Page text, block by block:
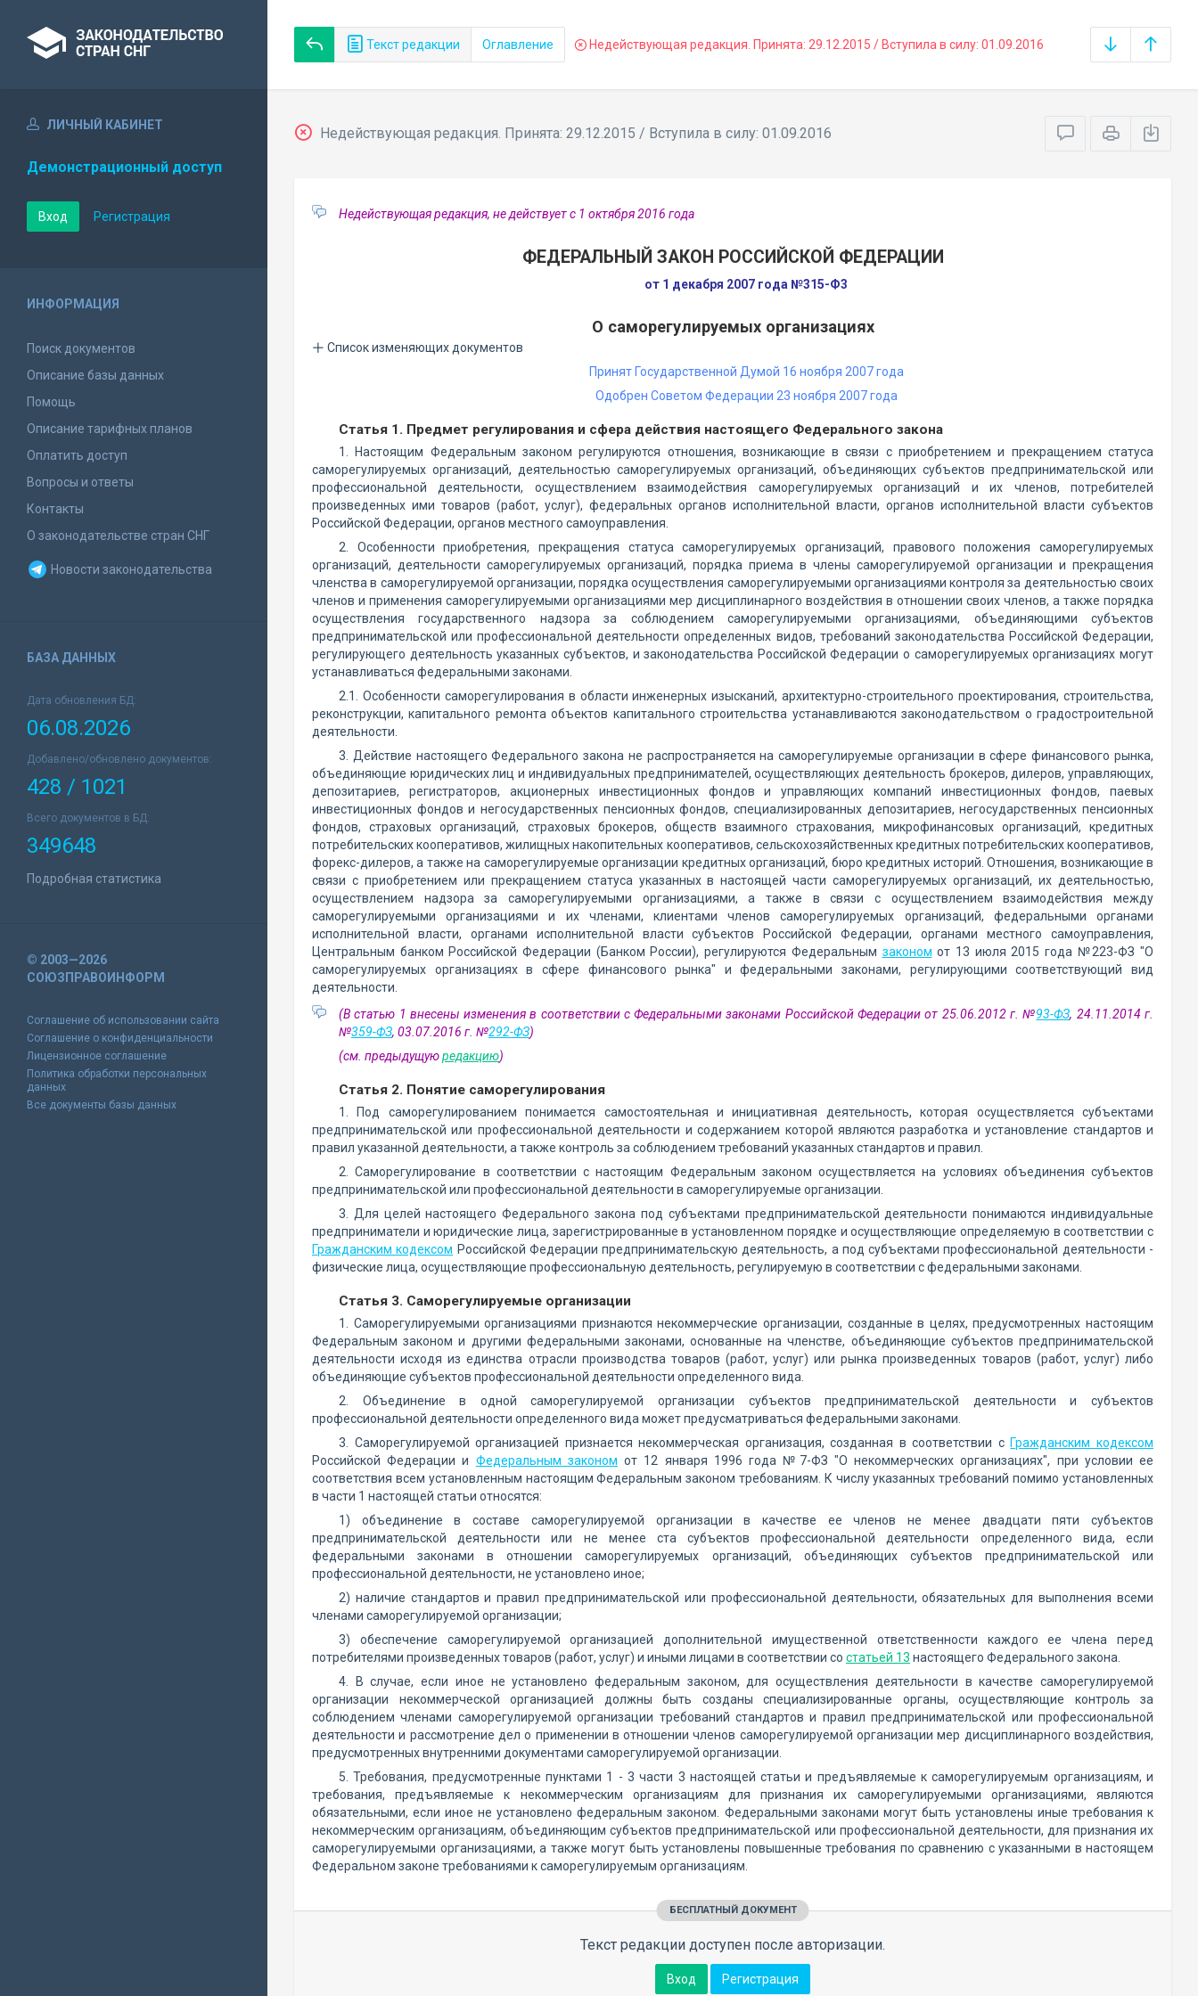
Текст редакции Оглавление Недействующая редакция. Принята: 29.12.2015 / Вступила в силу: 01.09.2016
ЛИЧНЫЙ КАБИНЕТ
Демонстрационный доступ
Вход Регистрация
ИНФОРМАЦИЯ
Поиск документов
Описание базы данных
Помощь
Описание тарифных планов
Оплатить доступ
Вопросы и ответы
Контакты
О законодательстве стран СНГ
Новости законодательства
БАЗА ДАННЫХ
Дата обновления БД:
06.08.2026
Добавлено/обновлено документов:
428 / 1021
Всего документов в БД:
349648
Подробная статистика
© 2003—2026
СОЮЗПРАВОИНФОРМ
Соглашение об использовании сайта
Соглашение о конфиденциальности
Лицензионное соглашение
Политика обработки персональных
данных
Все документы базы данных
Недействующая редакция. Принята: 29.12.2015 / Вступила в силу: 01.09.2016
Недействующая редакция, не действует с 1 октября 2016 года
ФЕДЕРАЛЬНЫЙ ЗАКОН РОССИЙСКОЙ ФЕДЕРАЦИИ
от 1 декабря 2007 года №315-Ф3
О саморегулируемых организациях
Список изменяющих документов
Принят Государственной Думой 16 ноября 2007 года
Одобрен Советом Федерации 23 ноября 2007 года
Статья 1. Предмет регулирования и сфера действия настоящего Федерального закона
1. Настоящим Федеральным законом регулируются отношения, возникающие в связи с приобретением и прекращением статуса
саморегулируемых организаций, деятельностью саморегулируемых организаций, объединяющих субъектов предпринимательской или
профессиональной деятельности, осуществлением взаимодействия саморегулируемых организаций и их членов, потребителей
произведенных ими товаров (работ, услуг), федеральных органов исполнительной власти, органов исполнительной власти субъектов
Российской Федерации, органов местного самоуправления.
2. Особенности приобретения, прекращения статуса саморегулируемых организаций, правового положения саморегулируемых
организаций, деятельности саморегулируемых организаций, порядка приема в члены саморегулируемой организации и прекращения
членства в саморегулируемой организации, порядка осуществления саморегулируемыми организациями контроля за деятельностью своих
членов и применения саморегулируемыми организациями мер дисциплинарного воздействия в отношении своих членов, а также порядка
осуществления государственного надзора за соблюдением саморегулируемыми организациями, объединяющими субъектов
предпринимательской или профессиональной деятельности определенных видов, требований законодательства Российской Федерации,
регулирующего деятельность указанных субъектов, и законодательства Российской Федерации о саморегулируемых организациях могут
устанавливаться федеральными законами.
2.1. Особенности саморегулирования в области инженерных изысканий, архитектурно-строительного проектирования, строительства,
реконструкции, капитального ремонта объектов капитального строительства устанавливаются законодательством о градостроительной
деятельности.
3. Действие настоящего Федерального закона не распространяется на саморегулируемые организации в сфере финансового рынка,
объединяющие юридических лиц и индивидуальных предпринимателей, осуществляющих деятельность брокеров, дилеров, управляющих,
депозитариев, регистраторов, акционерных инвестиционных фондов и управляющих компаний инвестиционных фондов, паевых
инвестиционных фондов и негосударственных пенсионных фондов, специализированных депозитариев, негосударственных пенсионных
фондов, страховых организаций, страховых брокеров, обществ взаимного страхования, микрофинансовых организаций, кредитных
потребительских кооперативов, жилищных накопительных кооперативов, сельскохозяйственных кредитных потребительских кооперативов,
форекс-дилеров, а также на саморегулируемые организации кредитных организаций, бюро кредитных историй. Отношения, возникающие в
связи с приобретением или прекращением статуса указанных в настоящей части саморегулируемых организаций, их деятельностью,
осуществлением надзора за саморегулируемыми организациями, а также в связи с осуществлением взаимодействия между
саморегулируемыми организациями и их членами, клиентами членов саморегулируемых организаций, федеральными органами
исполнительной власти, органами исполнительной власти субъектов Российской Федерации, органами местного самоуправления,
Центральным банком Российской Федерации (Банком России), регулируются Федеральным законом от 13 июля 2015 года №223-ФЗ "О
саморегулируемых организациях в сфере финансового рынка" и федеральными законами, регулирующими соответствующий вид
деятельности.
(В статью 1 внесены изменения в соответствии с Федеральными законами Российской Федерации от 25.06.2012 г. №93-ФЗ, 24.11.2014 г.
№359-ФЗ, 03.07.2016 г. №292-ФЗ)
(см. предыдущуюредакцию)
Статья 2. Понятие саморегулирования
1. Под саморегулированием понимается самостоятельная и инициативная деятельность, которая осуществляется субъектами
предпринимательской или профессиональной деятельности и содержанием которой являются разработка и установление стандартов и
правил указанной деятельности, а также контроль за соблюдением требований указанных стандартов и правил.
2. Саморегулирование в соответствии с настоящим Федеральным законом осуществляется на условиях объединения субъектов
предпринимательской или профессиональной деятельности в саморегулируемые организации.
3. Для целей настоящего Федерального закона под субъектами предпринимательской деятельности понимаются индивидуальные
предприниматели и юридические лица, зарегистрированные в установленном порядке и осуществляющие определяемую в соответствии с
Гражданским кодексом Российской Федерации предпринимательскую деятельность, а под субъектами профессиональной деятельности -
физические лица, осуществляющие профессиональную деятельность, регулируемую в соответствии с федеральными законами.
Статья 3. Саморегулируемые организации
1. Саморегулируемыми организациями признаются некоммерческие организации, созданные в целях, предусмотренных настоящим
Федеральным законом и другими федеральными законами, основанные на членстве, объединяющие субъектов предпринимательской
деятельности исходя из единства отрасли производства товаров (работ, услуг) или рынка произведенных товаров (работ, услуг) либо
объединяющие субъектов профессиональной деятельности определенного вида.
2. Объединение в одной саморегулируемой организации субъектов предпринимательской деятельности и субъектов
профессиональной деятельности определенного вида может предусматриваться федеральными законами.
3. Саморегулируемой организацией признается некоммерческая организация, созданная в соответствии с Гражданским кодексом
Российской Федерации и Федеральным законом от 12 января 1996 года №7-ФЗ "О некоммерческих организациях", при условии ее
соответствия всем установленным настоящим Федеральным законом требованиям. К числу указанных требований помимо установленных
в части 1 настоящей статьи относятся:
1) объединение в составе саморегулируемой организации в качестве ее членов не менее двадцати пяти субъектов
предпринимательской деятельности или не менее ста субъектов профессиональной деятельности определенного вида, если
федеральными законами в отношении саморегулируемых организаций, объединяющих субъектов предпринимательской или
профессиональной деятельности, не установлено иное;
2) наличие стандартов и правил предпринимательской или профессиональной деятельности, обязательных для выполнения всеми
членами саморегулируемой организации;
3) обеспечение саморегулируемой организацией дополнительной имущественной ответственности каждого ее члена перед
потребителями произведенных товаров (работ, услуг) и иными лицами в соответствии со статьей 13 настоящего Федерального закона.
4. В случае, если иное не установлено федеральным законом, для осуществления деятельности в качестве саморегулируемой
организации некоммерческой организацией должны быть созданы специализированные органы, осуществляющие контроль за
соблюдением членами саморегулируемой организации требований стандартов и правил предпринимательской или профессиональной
деятельности и рассмотрение дел о применении в отношении членов саморегулируемой организации мер дисциплинарного воздействия,
предусмотренных внутренними документами саморегулируемой организации.
5. Требования, предусмотренные пунктами 1 - 3 части 3 настоящей статьи и предъявляемые к саморегулируемым организациям, и
требования, предъявляемые к некоммерческим организациям для признания их саморегулируемыми организациями, являются
обязательными, если иное не установлено федеральным законом. Федеральными законами могут быть установлены иные требования к
некоммерческим организациям, объединяющим субъектов предпринимательской или профессиональной деятельности, для признания их
саморегулируемыми организациями, а также могут быть установлены повышенные требования по сравнению с указанными в настоящем
Федеральном законе требованиями к саморегулируемым организациям.
БЕСПЛАТНЫЙ ДОКУМЕНТ
Текст редакции доступен после авторизации.
Вход Регистрация